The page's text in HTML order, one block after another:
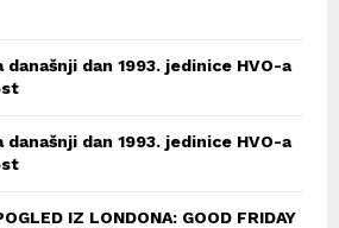
današnji dan 1993. jedinice HVO-a
današnji dan 1993. jedinice HVO-a
IZ LONDONA: GOOD FRIDAY